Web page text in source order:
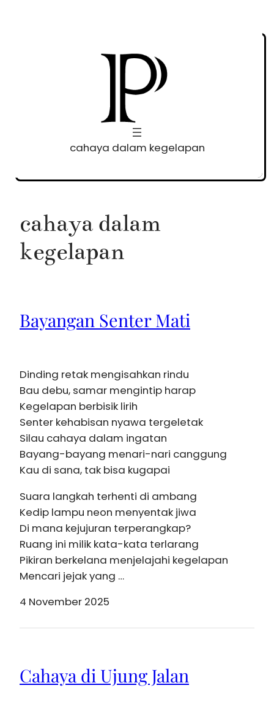
cahaya dalam kegelapan
cahaya dalam
kegelapan
Bayangan Senter Mati
Dinding retak mengisahkan rindu
Bau debu, samar mengintip harap
Kegelapan berbisik lirih
Senter kehabisan nyawa tergeletak
Silau cahaya dalam ingatan
Bayang-bayang menari-nari canggung
Kau di sana, tak bisa kugapai
Suara langkah terhenti di ambang
Kedip lampu neon menyentak jiwa
Di mana kejujuran terperangkap?
Ruang ini milik kata-kata terlarang
Pikiran berkelana menjelajahi kegelapan
Mencari jejak yang …
4 November 2025
Cahaya di Ujung Jalan